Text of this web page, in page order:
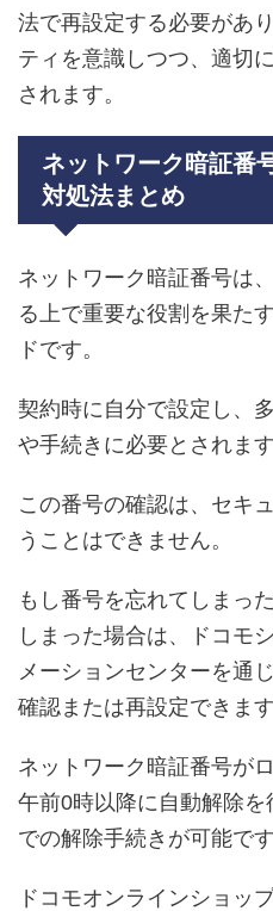
法で再設定する必要があ
ティを意識しつつ、適切
されます。
ネットワーク暗証番
対処法まとめ
ネットワーク暗証番号は
る上で重要な役割を果た
ドです。
契約時に自分で設定し、
や手続きに必要とされます
この番号の確認は、セキ
うことはできません。
もし番号を忘れてしまっ
しまった場合は、ドコモ
メーションセンターを通
確認または再設定できます
ネットワーク暗証番号が
午前0時以降に自動解除
での解除手続きが可能です
ドコモオンラインショッ